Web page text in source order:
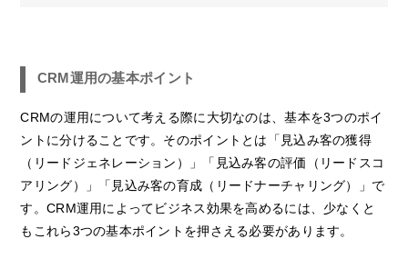
CRM運用の基本ポイント
CRMの運用について考える際に大切なのは、基本を3つのポイ
ントに分けることです。そのポイントとは「見込み客の獲得
（リードジェネレーション）」「見込み客の評価（リードスコ
アリング）」「見込み客の育成（リードナーチャリング）」で
す。CRM運用によってビジネス効果を高めるには、少なくと
もこれら3つの基本ポイントを押さえる必要があります。